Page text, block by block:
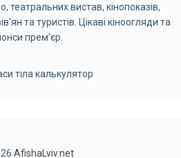
театральних вистав, кінопоказів,
та туристів. Цікаві кіноогляди та
прем'єр.
тіла калькулятор
AfishaLviv.net